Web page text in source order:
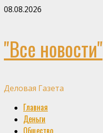
Skip
08.08.2026
"Все новости"
Деловая Газета
Primary
Menu
Главная
Деньги
Общество